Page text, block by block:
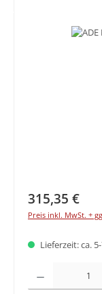
Bildergalerie
Regulärer Preis:
315,35 €
Preis inkl. MwSt. +
Lieferzeit: ca.
Produkt Anzahl: